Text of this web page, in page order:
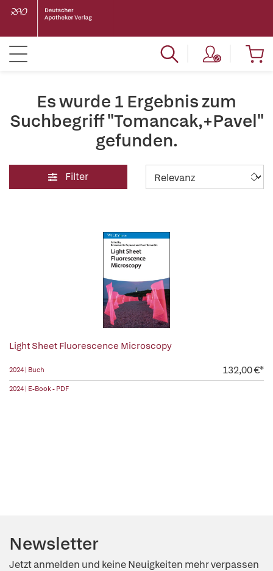
Es wurde 1 Ergebnis zum
Suchbegriff "Tomancak,+Pavel"
gefunden.
Filter
Light Sheet Fluorescence Microscopy
2024 | Buch 132,00 €*
2024 | E-Book - PDF
Newsletter
Jetzt anmelden und keine Neuigkeiten mehr verpassen